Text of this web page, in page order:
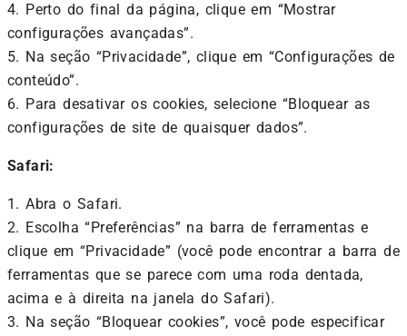
4. Perto do final da página, clique em “Mostrar
configurações avançadas”.
5. Na seção “Privacidade”, clique em “Configurações de
conteúdo”.
6. Para desativar os cookies, selecione “Bloquear as
configurações de site de quaisquer dados”.
Safari:
1. Abra o Safari.
2. Escolha “Preferências” na barra de ferramentas e
clique em “Privacidade” (você pode encontrar a barra de
ferramentas que se parece com uma roda dentada,
acima e à direita na janela do Safari).
3. Na seção “Bloquear cookies”, você pode especificar